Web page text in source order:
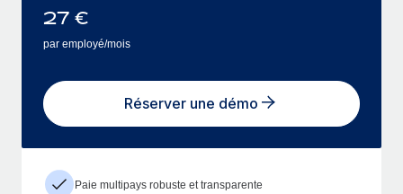
27 €
par employé/mois
Réserver une démo
Paie multipays robuste et transparente